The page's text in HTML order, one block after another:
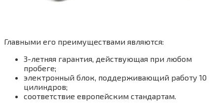
Главными его преимуществами являются:
3-летняя гарантия, действующая при любом
пробеге;
электронный блок, поддерживающий работу 10
цилиндров;
соответствие европейским стандартам.